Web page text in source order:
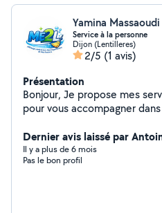
Yamina Massaoudi
Service à la personne
Dijon (Lentilleres)
2/5 (1 avis)
Présentation
Bonjour, Je propose mes services d'aide à la personne
pour vous accompagner
discrétion et efficacité. Prestations proposées :
Ménage et entretien du logement Repassage
rangement Courses et petites aides du quotidien Aide
Dernier avis laissé par
Il y a plus de 6 mois
Pas le bon profil